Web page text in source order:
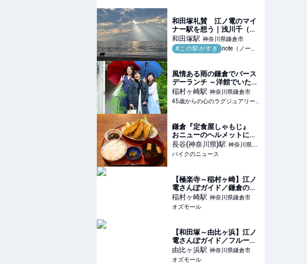
和田塚礼賛 江ノ電のマイ
ナー駅を想う｜浅川千（ラ
イター・校正者・編集者）
和田塚駅 神奈川県鎌倉市
#この駅がすき
note（ノート）
風情ある雨の鎌倉でバース
デーランチ ～洋館でいただ
く極上フレンチ～
稲村ヶ崎駅 神奈川県鎌倉市
45歳からの心のラグジュアリーメディア
鎌倉『定食屋しゃもじ』
おニューのヘルメットにご
機嫌プチツーリングで遅め
のランチを堪能!! 美味しい
アジフライを求めて走る旅
長谷(神奈川県)駅 神奈川県鎌
倉市
バイクのニュース
【極楽寺～稲村ヶ崎】江ノ
電さんぽガイド／鎌倉のロ
ーカルな街並みに溶け込
む、洋菓子店などの名店を
稲村ヶ崎駅 神奈川県鎌倉市
オズモール
【和田塚～由比ヶ浜】江ノ
電さんぽガイド／フルーツ
好きな店主のカフェや酒屋
さんなど4店舗を満喫 -
由比ヶ浜駅 神奈川県鎌倉市
オズモール